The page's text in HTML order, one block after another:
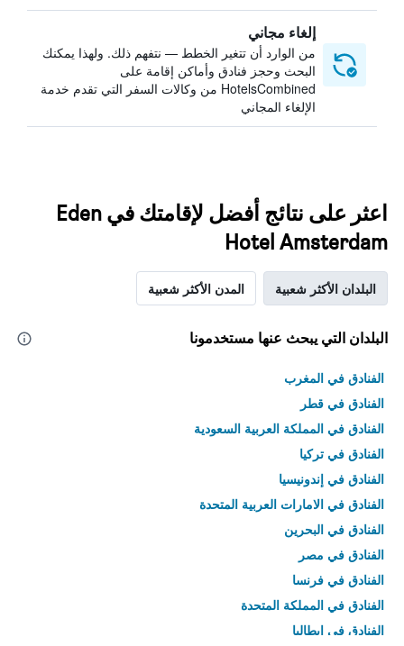
إلغاء مجاني
من الوارد أن تتغير الخطط — نتفهم ذلك. ولهذا يمكنك
البحث وحجز فنادق وأماكن إقامة على
HotelsCombined من وكالات السفر التي تقدم خدمة
الإلغاء المجاني
اعثر على نتائج أفضل لإقامتك في Eden
Hotel Amsterdam
البلدان الأكثر شعبية المدن الأكثر شعبية
البلدان التي يبحث عنها مستخدمونا
الفنادق في المغرب
الفنادق في قطر
الفنادق في المملكة العربية السعودية
الفنادق في تركيا
الفنادق في إندونيسيا
الفنادق في الامارات العربية المتحدة
الفنادق في البحرين
الفنادق في مصر
الفنادق في فرنسا
الفنادق في المملكة المتحدة
الفنادق في إيطاليا